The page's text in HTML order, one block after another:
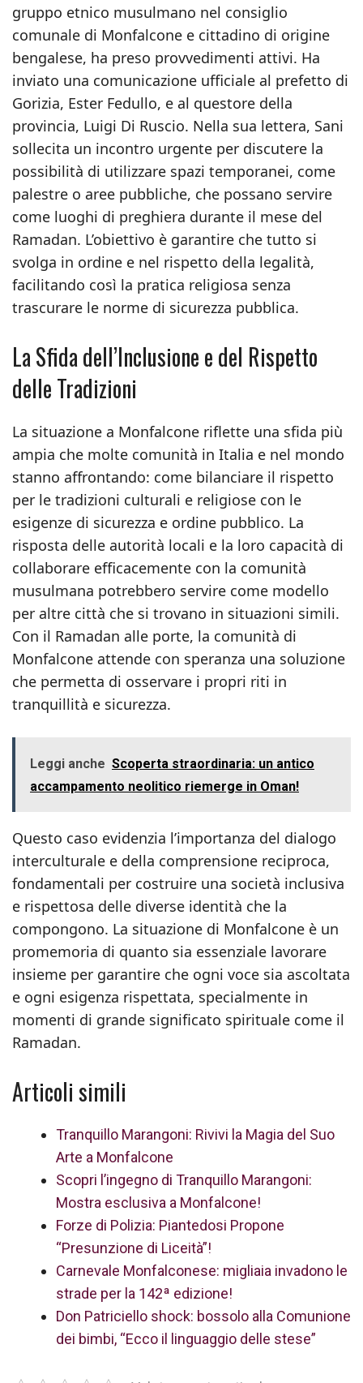
gruppo etnico musulmano nel consiglio
comunale di Monfalcone e cittadino di origine
bengalese, ha preso provvedimenti attivi. Ha
inviato una comunicazione ufficiale al prefetto di
Gorizia, Ester Fedullo, e al questore della
provincia, Luigi Di Ruscio. Nella sua lettera, Sani
sollecita un incontro urgente per discutere la
possibilità di utilizzare spazi temporanei, come
palestre o aree pubbliche, che possano servire
come luoghi di preghiera durante il mese del
Ramadan. L’obiettivo è garantire che tutto si
svolga in ordine e nel rispetto della legalità,
facilitando così la pratica religiosa senza
trascurare le norme di sicurezza pubblica.
La Sfida dell’Inclusione e del Rispetto
delle Tradizioni
La situazione a Monfalcone riflette una sfida più
ampia che molte comunità in Italia e nel mondo
stanno affrontando: come bilanciare il rispetto
per le tradizioni culturali e religiose con le
esigenze di sicurezza e ordine pubblico. La
risposta delle autorità locali e la loro capacità di
collaborare efficacemente con la comunità
musulmana potrebbero servire come modello
per altre città che si trovano in situazioni simili.
Con il Ramadan alle porte, la comunità di
Monfalcone attende con speranza una soluzione
che permetta di osservare i propri riti in
tranquillità e sicurezza.
Leggi anche Scoperta straordinaria: un antico
accampamento neolitico riemerge in Oman!
Questo caso evidenzia l’importanza del dialogo
interculturale e della comprensione reciproca,
fondamentali per costruire una società inclusiva
e rispettosa delle diverse identità che la
compongono. La situazione di Monfalcone è un
promemoria di quanto sia essenziale lavorare
insieme per garantire che ogni voce sia ascoltata
e ogni esigenza rispettata, specialmente in
momenti di grande significato spirituale come il
Ramadan.
Articoli simili
Tranquillo Marangoni: Rivivi la Magia del Suo
Arte a Monfalcone
Scopri l’ingegno di Tranquillo Marangoni:
Mostra esclusiva a Monfalcone!
Forze di Polizia: Piantedosi Propone
“Presunzione di Liceità”!
Carnevale Monfalconese: migliaia invadono le
strade per la 142ª edizione!
Don Patriciello shock: bossolo alla Comunione
dei bimbi, “Ecco il linguaggio delle stese”